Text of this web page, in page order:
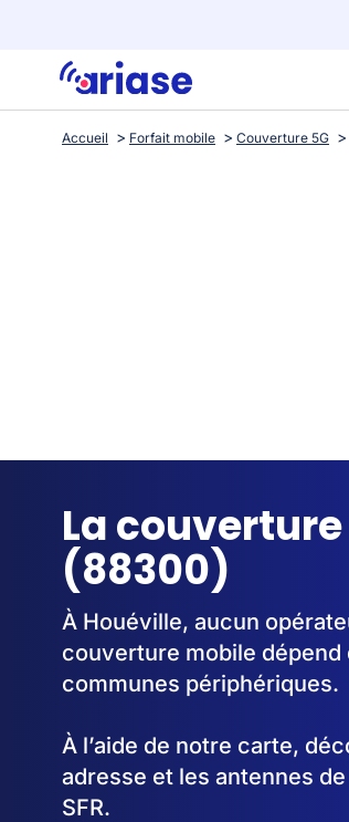
Accueil Forfait mobile Couverture 5G
La
(88300)
À Houéville, aucun
couverture mobile dépend
communes périphériques.
À l’aide de notre carte,
adresse et les antennes
SFR.